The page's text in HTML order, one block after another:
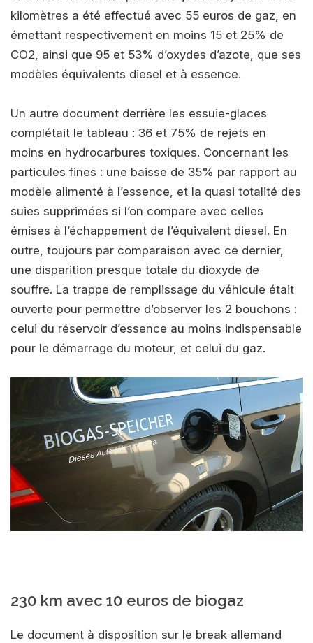
kilomètres a été effectué avec 55 euros de gaz, en
émettant respectivement en moins 15 et 25% de
CO2, ainsi que 95 et 53% d’oxydes d’azote, que ses
modèles équivalents diesel et à essence.
Un autre document derrière les essuie-glaces
complétait le tableau : 36 et 75% de rejets en
moins en hydrocarbures toxiques. Concernant les
particules fines : une baisse de 35% par rapport au
modèle alimenté à l’essence, et la quasi totalité des
suies supprimées si l’on compare avec celles
émises à l’échappement de l’équivalent diesel. En
outre, toujours par comparaison avec ce dernier,
une disparition presque totale du dioxyde de
souffre. La trappe de remplissage du véhicule était
ouverte pour permettre d’observer les 2 bouchons :
celui du réservoir d’essence au moins indispensable
pour le démarrage du moteur, et celui du gaz.
230 km avec 10 euros de biogaz
Le document à disposition sur le break allemand